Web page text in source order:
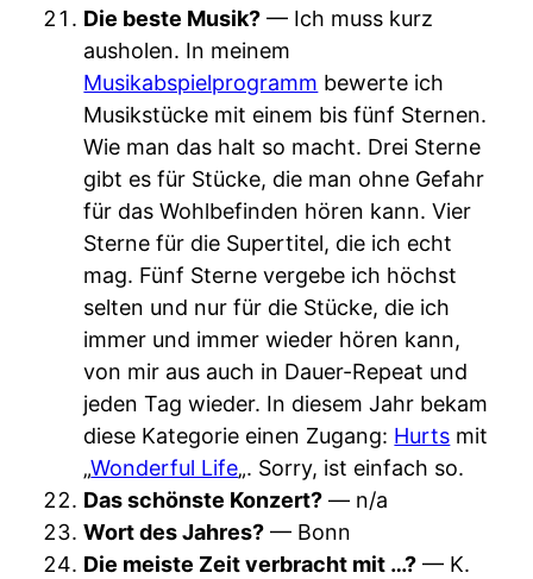
Die beste Musik? — Ich muss kurz
ausholen. In meinem
Musikabspielprogramm bewerte ich
Musikstücke mit einem bis fünf Sternen.
Wie man das halt so macht. Drei Sterne
gibt es für Stücke, die man ohne Gefahr
für das Wohlbefinden hören kann. Vier
Sterne für die Supertitel, die ich echt
mag. Fünf Sterne vergebe ich höchst
selten und nur für die Stücke, die ich
immer und immer wieder hören kann,
von mir aus auch in Dauer-Repeat und
jeden Tag wieder. In diesem Jahr bekam
diese Kategorie einen Zugang: Hurts mit
„Wonderful Life„. Sorry, ist einfach so.
Das schönste Konzert? — n/a
Wort des Jahres? — Bonn
Die meiste Zeit verbracht mit …? — K.